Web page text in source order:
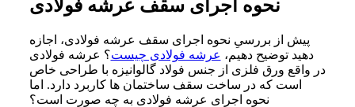
نحوه اجرای سقف عرشه فولادی
پیش از بررسیِ نحوه اجرای سقف عرشه فولادی، اجازه
دهید توضیح دهیم، عرشه فولادی چیست؟ عرشه فولادی
در واقع ورق فلزی از جنس فولاد گالوانیزه با طراحی خاص
است که در ساخت سقف‌ ساختمان ها کاربرد دارد. اما
نحوه اجرای عرشه فولادی به چه صورت است؟